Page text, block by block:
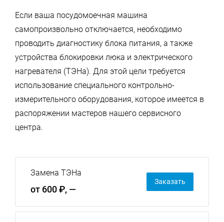
Если ваша посудомоечная машина
самопроизвольно отключается, необходимо
проводить диагностику блока питания, а также
устройства блокировки люка и электрического
нагревателя (ТЭНа). Для этой цели требуется
использование специального контрольно-
измерительного оборудования, которое имеется в
распоряжении мастеров нашего сервисного
центра.
Замена ТЭНа
от 600 ₽, —
Заказать